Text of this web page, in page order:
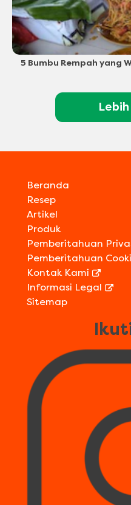
5 Bumbu Rempah yang
Beranda
Resep
Artikel
Produk
Pemberitahuan
Pemberitahuan
Kontak Kami
Informasi Legal
Sitemap